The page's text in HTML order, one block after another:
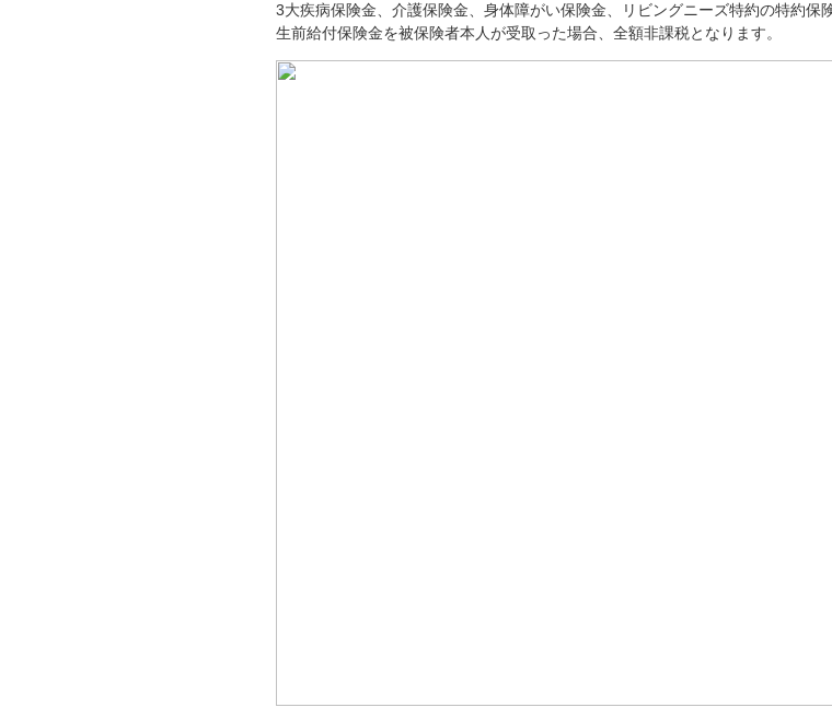
3大疾病保険金、介護保険金、身体障がい保険金、リビングニーズ特約の特約保
生前給付保険金を被保険者本人が受取った場合、全額非課税となります。